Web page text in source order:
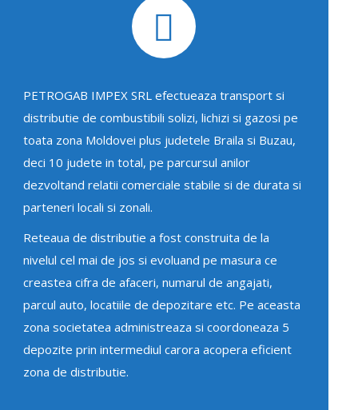
PETROGAB IMPEX SRL efectueaza transport si
distributie de combustibili solizi, lichizi si gazosi pe
toata zona Moldovei plus judetele Braila si Buzau,
deci 10 judete in total, pe parcursul anilor
dezvoltand relatii comerciale stabile si de durata si
parteneri locali si zonali.
Reteaua de distributie a fost construita de la
nivelul cel mai de jos si evoluand pe masura ce
creastea cifra de afaceri, numarul de angajati,
parcul auto, locatiile de depozitare etc. Pe aceasta
zona societatea administreaza si coordoneaza 5
depozite prin intermediul carora acopera eficient
zona de distributie.